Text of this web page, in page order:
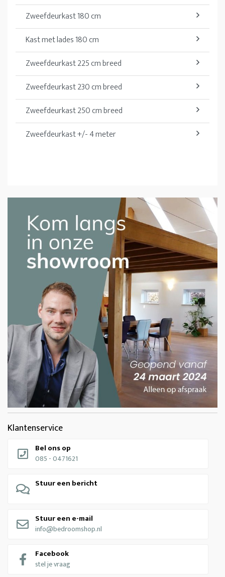
Klantenservice
Bel ons op
085 - 0471621
Stuur een bericht
Stuur een e-mail
info@bedroomshop.nl
Facebook
stel je vraag
Zweefdeurkast 180 cm
Kast met lades 180 cm
Zweefdeurkast 225 cm breed
Zweefdeurkast 230 cm breed
Zweefdeurkast 250 cm breed
Zweefdeurkast +/- 4 meter